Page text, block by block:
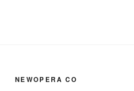
NEWOPERA CO